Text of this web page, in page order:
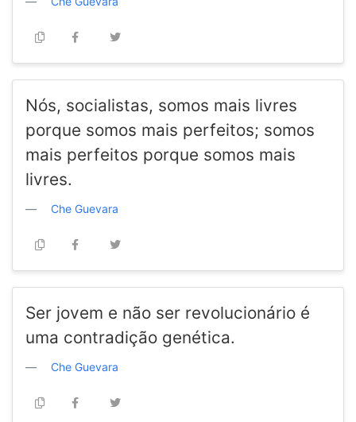
Nós, socialistas, somos mais livres
porque somos mais perfeitos; somos
mais perfeitos porque somos mais
livres.
Che Guevara
Ser jovem e não ser revolucionário é
uma contradição genética.
Che Guevara